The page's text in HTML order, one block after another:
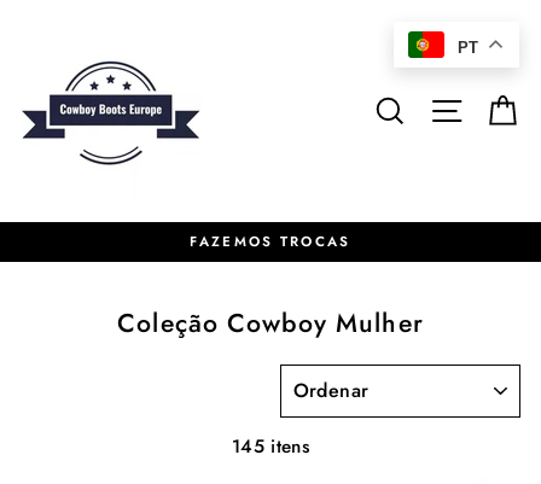
Conteúdo
Pesquisar
FAZEMOS TROCAS
Coleção Cowboy Mulher
ORDENAR
145 itens
PT